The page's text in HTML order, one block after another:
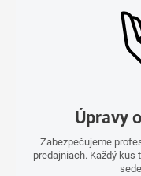
Úpravy
Zabezpečujeme
predajniach. Každý kus